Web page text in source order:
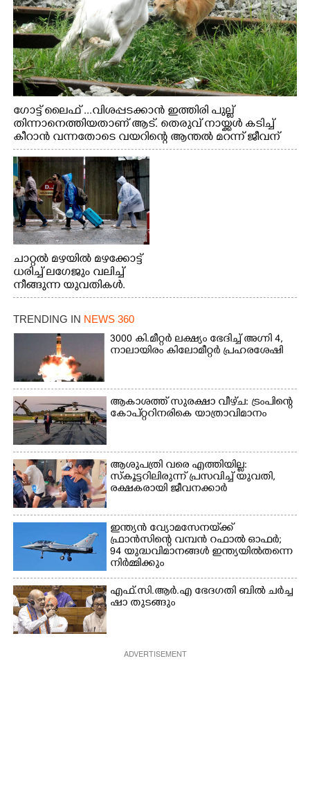
ഗോട്ട് ലൈഫ് ...വിശപ്പടക്കാൻ ഇത്തിരി പുല്ല്
തിന്നാനെത്തിയതാണ് ആട്. തെരുവ് നായ്ക്കൾ കടിച്ച്
കീറാൻ വന്നതോടെ വയറിന്റെ ആന്തൽ മറന്ന് ജീവന്
വേണ്ടിയായി ഓട്ടം. എറണാകുളം വാത്തുരുത്തിയിൽ
നിന്നുള്ള കാഴ്ച
ചാറ്റൽ മഴയിൽ മഴക്കോട്ട്
ധരിച്ച് ലഗേജും വലിച്ച്
നീങ്ങുന്ന യുവതികൾ.
എറണാകുളം മേനകയിൽ
നിന്നുള്ള കാഴ്ച
TRENDING IN NEWS 360
3000 കി.മീറ്റർ ലക്ഷ്യം ഭേദിച്ച് അഗ്നി 4,
നാലായിരം കിലോമീറ്റർ പ്രഹരശേഷി
ആകാശത്ത് സുരക്ഷാ വീഴ്‌ച: ട്രംപിന്റെ
കോ‌പ്‌റ്ററിനരികെ യാത്രാവിമാനം
ആശുപത്രി വരെ എത്തിയില്ല:
സ്കൂട്ടറിലിരുന്ന് പ്രസവിച്ച് യുവതി,
രക്ഷകരായി ജീവനക്കാർ
ഇന്ത്യൻ വ്യോമസേനയ്‌ക്ക്
ഫ്രാൻസിന്റെ വമ്പൻ റഫാൽ ഓഫർ;
94 യുദ്ധവിമാനങ്ങൾ ഇന്ത്യയിൽതന്നെ
നിർ‌മ്മിക്കും
എ​ഫ്.​സി.​ആ​ർ.​എ​ ​ഭേ​ദ​ഗ​തി​ ​ബിൽ ച​ർ​ച്ച​
​ഷാ​ ​തുടങ്ങും
ADVERTISEMENT